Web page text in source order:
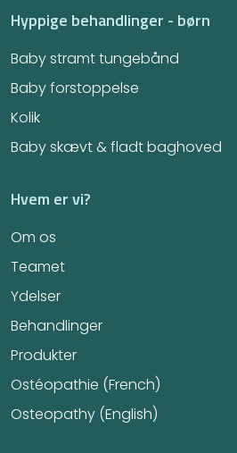
Hyppige behandlinger - børn
Baby stramt tungebånd
Baby forstoppelse
Kolik
Baby skævt & fladt baghoved
Hvem er vi?
Om os
Teamet
Ydelser
Behandlinger
Produkter
Ostéopathie (French)
Osteopathy (English)